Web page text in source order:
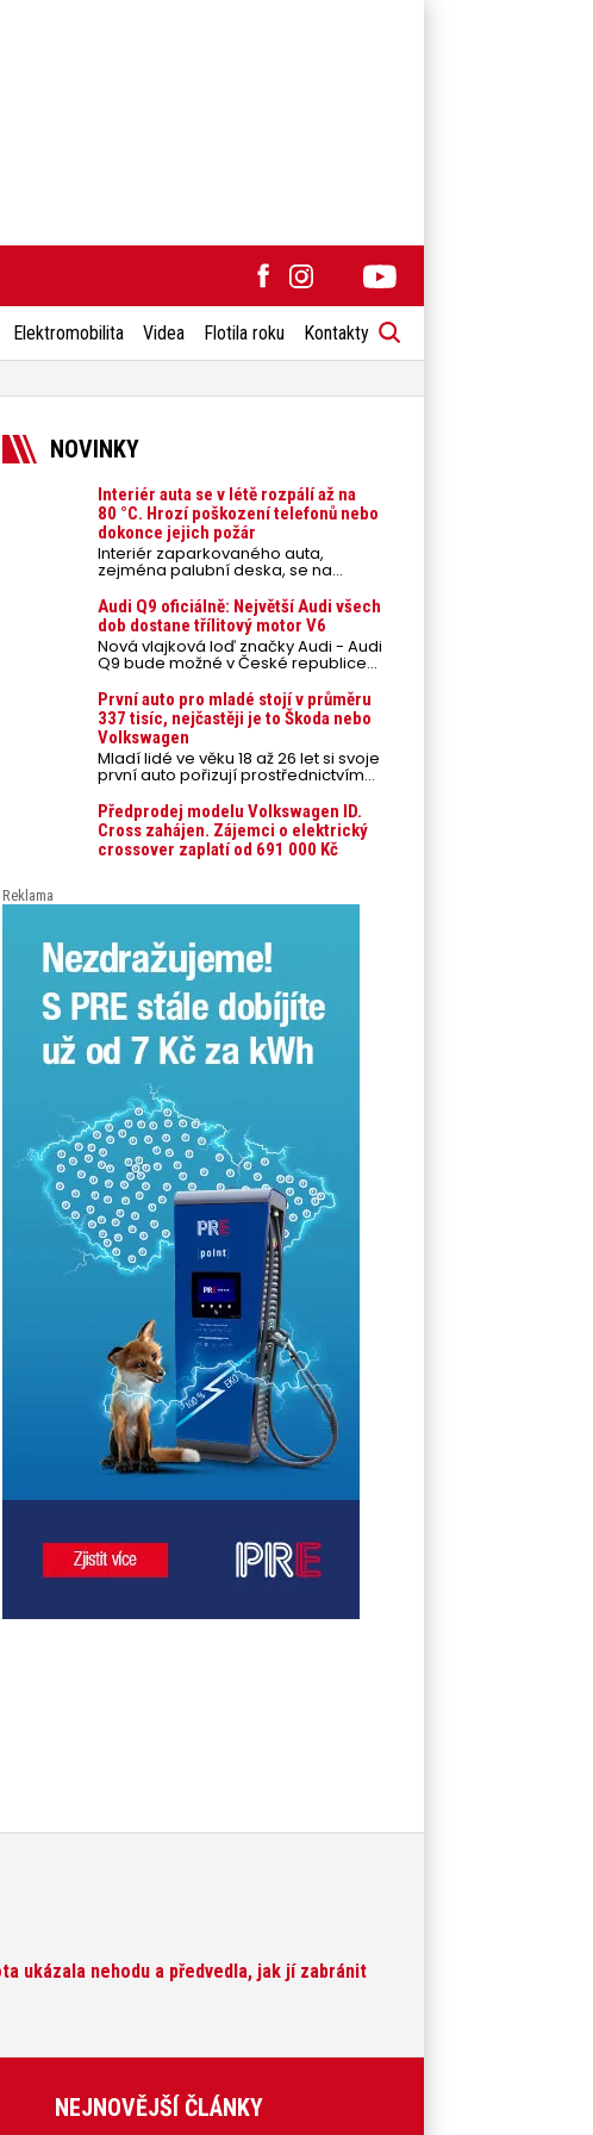
Elektromobilita Videa Flotila roku Kontakty
NOVINKY
Interiér auta se v létě rozpálí až na
80 °C. Hrozí poškození telefonů nebo
dokonce jejich požár
Interiér zaparkovaného auta,
zejména palubní deska, se na
přímém slunci může během letních
veder rozpálit až na 80 °C. Takové
teploty představují nebezpečí pro
odložené mobilní telefony,
powerbanky nebo notebooky. Můžou
urychlit stárnutí baterií, poškodit
případech i zvýšit riziko požáru.
Audi Q9 oficiálně: Největší Audi všech
dob dostane třílitový motor V6
Nová vlajková loď značky Audi - Audi
Q9 bude možné v České republice
objednávat od prvního srpnového
týdne 2026, kde budou oznámeny
také české ceny.
První auto pro mladé stojí v průměru
337 tisíc, nejčastěji je to Škoda nebo
Volkswagen
Mladí lidé ve věku 18 až 26 let si svoje
první auto pořizují prostřednictvím
úvěrového financování jako ojeté. Je
to tak u 93,3 % lidí, jen 6,7 % si pořídí
nové auto. Průměrná pořizovací
cena vozu dosahuje 337 tisíc korun a
průměrná financovaná částka
posledních 10 let (2016–2026).
Předprodej modelu Volkswagen ID.
Cross zahájen. Zájemci o elektrický
crossover zaplatí od 691 000 Kč
Reklama
ukázala nehodu a předvedla, jak jí zabránit
NEJNOVĚJŠÍ ČLÁNKY